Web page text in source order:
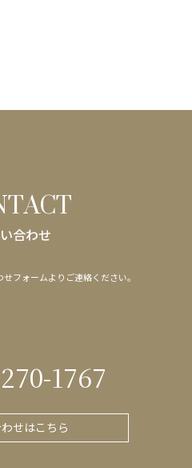
合わせ
フォームよりご連絡ください。
1767
せはこちら